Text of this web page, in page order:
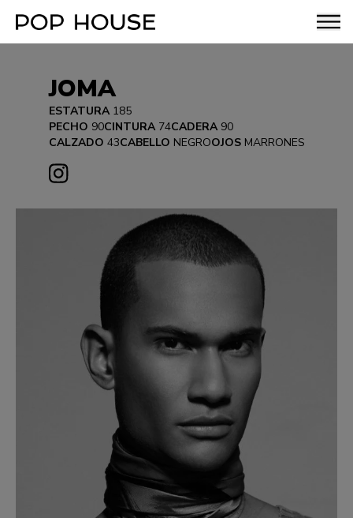
JOMA
ESTATURA185
PECHO 90CINTURA74CADERA90
CALZADO 43CABELLO NEGROOJOSMARRONES